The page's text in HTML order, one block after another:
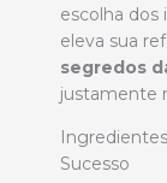
escolha dos
eleva sua
segredos
justamente
Sucesso